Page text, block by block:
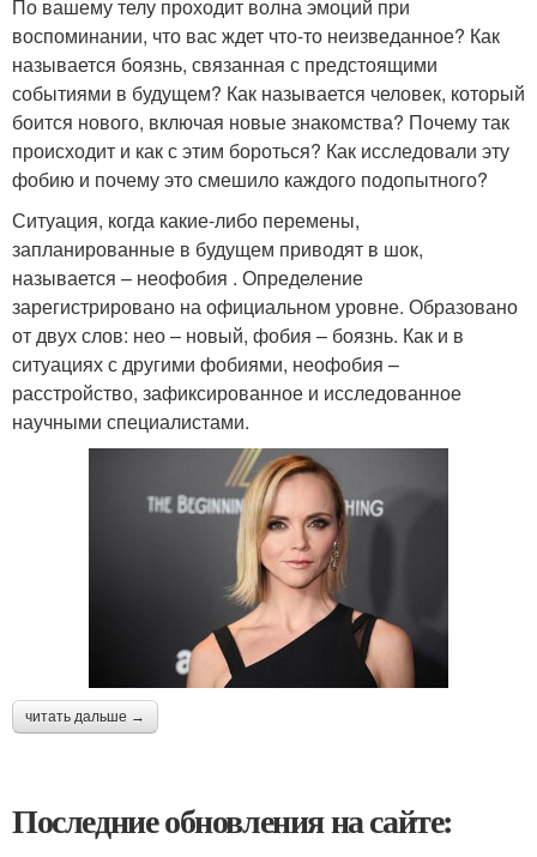
По вашему телу проходит волна эмоций при
воспоминании, что вас ждет что-то неизведанное? Как
называется боязнь, связанная с предстоящими
событиями в будущем? Как называется человек, который
боится нового, включая новые знакомства? Почему так
происходит и как с этим бороться? Как исследовали эту
фобию и почему это смешило каждого подопытного?
Ситуация, когда какие-либо перемены,
запланированные в будущем приводят в шок,
называется – неофобия . Определение
зарегистрировано на официальном уровне. Образовано
от двух слов: нео – новый, фобия – боязнь. Как и в
ситуациях с другими фобиями, неофобия –
расстройство, зафиксированное и исследованное
научными специалистами.
читать дальше →
Последние обновления на сайте: